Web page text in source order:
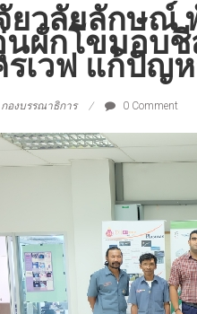
ยวลัยลักษณ์
นผักโขมอบ
รเวฟ แก้ปัญ
กองบรรณาธิการ 0 Comment